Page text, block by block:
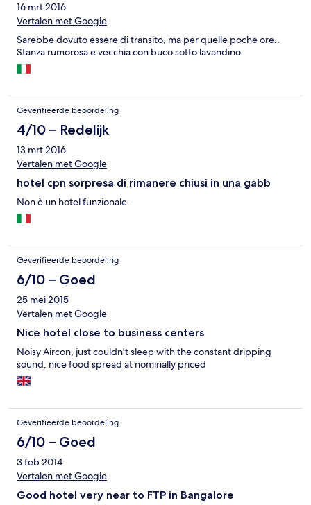
16 mrt 2016
Vertalen met Google
Sarebbe dovuto essere di transito, ma per quelle poche ore..
Stanza rumorosa e vecchia con buco sotto lavandino
Geverifieerde beoordeling
4/10 – Redelijk
13 mrt 2016
Vertalen met Google
hotel cpn sorpresa di rimanere chiusi in una gabb
Non è un hotel funzionale.
Geverifieerde beoordeling
6/10 – Goed
25 mei 2015
Vertalen met Google
Nice hotel close to business centers
Noisy Aircon, just couldn't sleep with the constant dripping
sound, nice food spread at nominally priced
Geverifieerde beoordeling
6/10 – Goed
3 feb 2014
Vertalen met Google
Good hotel very near to FTP in Bangalore